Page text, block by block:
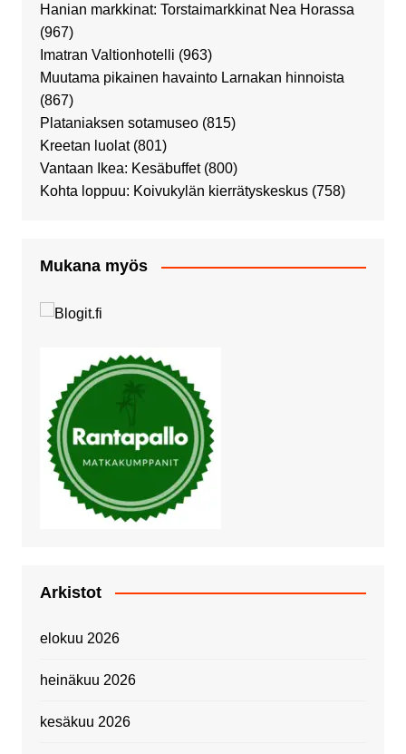
Hanian markkinat: Torstaimarkkinat Nea Horassa
(967)
Imatran Valtionhotelli (963)
Muutama pikainen havainto Larnakan hinnoista
(867)
Plataniaksen sotamuseo (815)
Kreetan luolat (801)
Vantaan Ikea: Kesäbuffet (800)
Kohta loppuu: Koivukylän kierrätyskeskus (758)
Mukana myös
Arkistot
elokuu 2026
heinäkuu 2026
kesäkuu 2026